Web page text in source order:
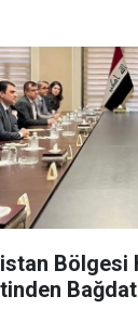
Bölgesi